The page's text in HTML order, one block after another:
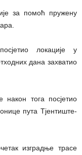
за помоћ пружену
локације у
дана захватио
након тога посјетио
пута Тјентиште-
изградње трасе